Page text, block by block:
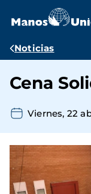
contenido
Ruta
Noticias
Cena
Viernes, 22